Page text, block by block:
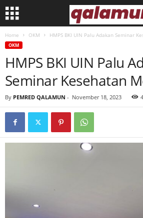
q
Home OKM HMPS BKI UIN Palu Adakan Seminar
OKM
HMPS BKI UIN Palu
Seminar Kesehatan
By PEMRED QALAMUN - November 18, 2023